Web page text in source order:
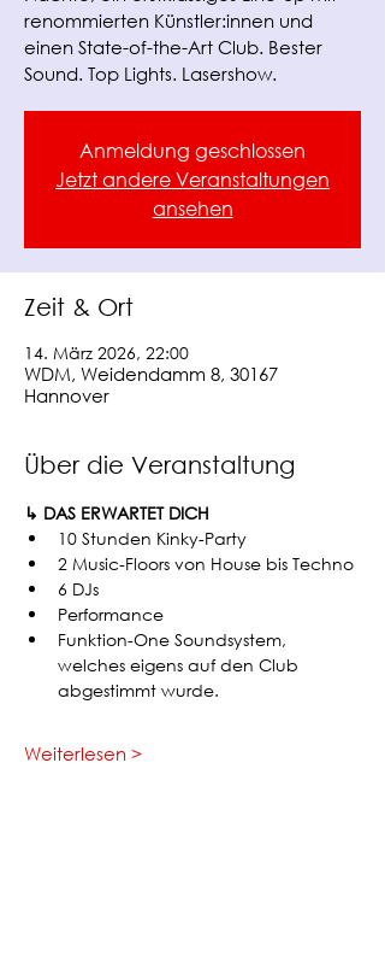
renommierten Künstler:innen und
einen State-of-the-Art Club. Bester
Sound. Top Lights. Lasershow.
Anmeldung geschlossen
Jetzt andere Veranstaltungen
ansehen
Zeit & Ort
14. März 2026, 22:00
WDM, Weidendamm 8, 30167
Hannover
Über die Veranstaltung
↳ DAS ERWARTET DICH
10 Stunden Kinky-Party
2 Music-Floors von House bis Techno
6 DJs
Performance
Funktion-One Soundsystem,
welches eigens auf den Club
abgestimmt wurde.
Weiterlesen >